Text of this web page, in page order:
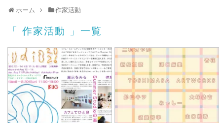
ホーム 作家活動
「 作家活動 」一覧